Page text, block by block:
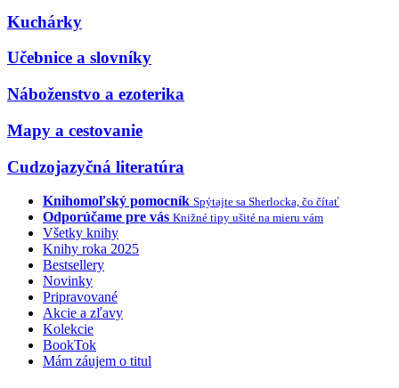
Kuchárky
Učebnice a slovníky
Náboženstvo a ezoterika
Mapy a cestovanie
Cudzojazyčná literatúra
Knihomoľský pomocník Spýtajte sa Sherlocka, čo čítať
Odporúčame pre vás Knižné tipy ušité na mieru vám
Všetky knihy
Knihy roka 2025
Bestsellery
Novinky
Pripravované
Akcie a zľavy
Kolekcie
BookTok
Mám záujem o titul